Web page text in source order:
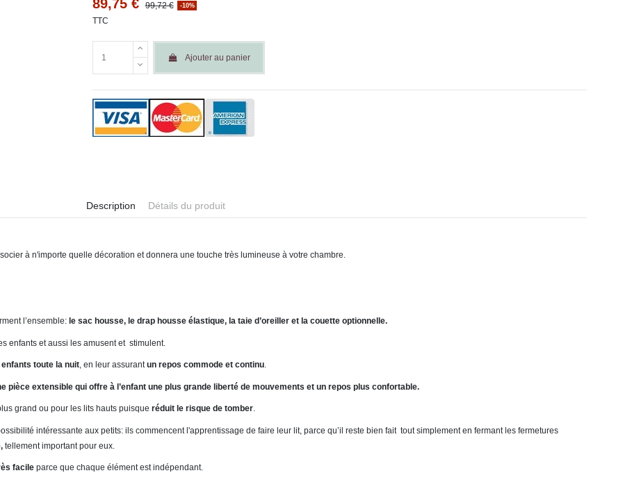
89,75 € 99,72 € -10%
TTC
Ajouter au panier
Description Détails du produit
à n'importe quelle décoration et donnera une touche très lumineuse à votre chambre.
l’ensemble: le sac housse, le drap housse élastique, la taie d’oreiller et la couette optionnelle.
enfants et aussi les amusent et stimulent.
toute la nuit, en leur assurantun repos commode et continu.
pièce extensible qui offre à l’enfant une plus grande liberté de mouvements et un repos plus confortable.
grand ou pour les lits hauts puisque réduit le risque de tomber.
intéressante aux petits: ils commencent l'apprentissage de faire leur lit, parce qu’il reste bien fait tout simplement en fermant les fermetures
tellement important pour eux.
facile parce que chaque élément est indépendant.